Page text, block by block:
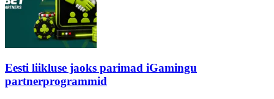
Eesti liikluse jaoks parimad iGamingu
partnerprogrammid